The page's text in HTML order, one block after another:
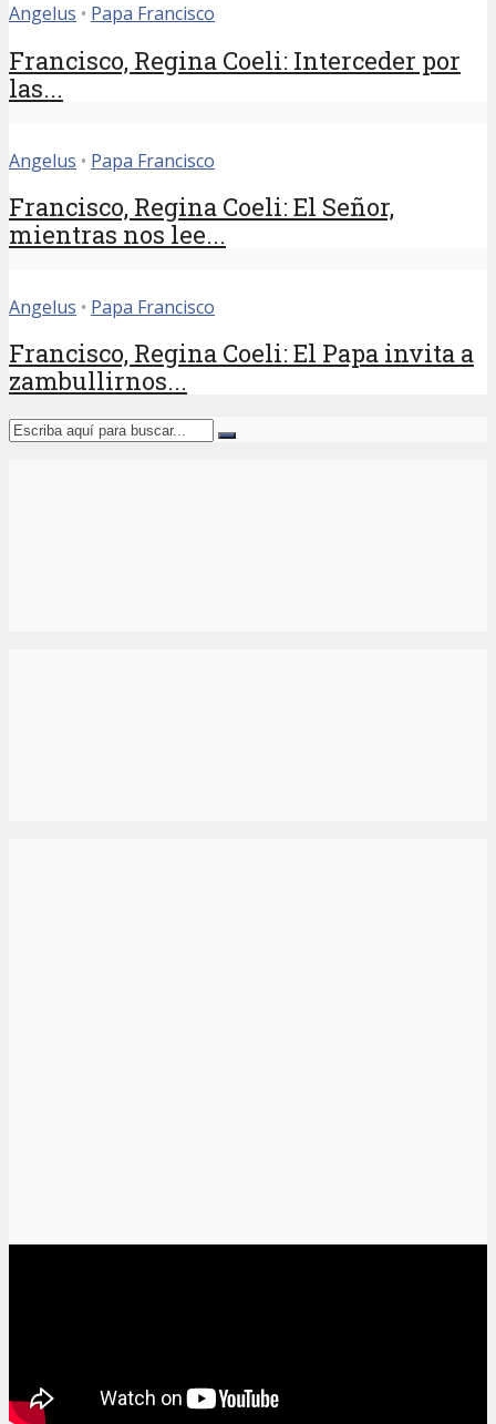
Angelus • Papa Francisco
Francisco, Regina Coeli: Interceder por
las...
Angelus • Papa Francisco
Francisco, Regina Coeli: El Señor,
mientras nos lee...
Angelus • Papa Francisco
Francisco, Regina Coeli: El Papa invita a
zambullirnos...